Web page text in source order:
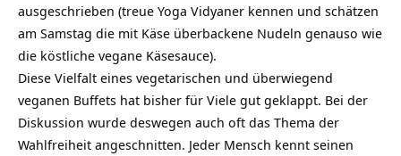
ausgeschrieben (treue Yoga Vidyaner kennen und schätzen
am Samstag die mit Käse überbackene Nudeln genauso wie
die köstliche vegane Käsesauce).
Diese Vielfalt eines vegetarischen und überwiegend
veganen Buffets hat bisher für Viele gut geklappt. Bei der
Diskussion wurde deswegen auch oft das Thema der
Wahlfreiheit angeschnitten. Jeder Mensch kennt seinen